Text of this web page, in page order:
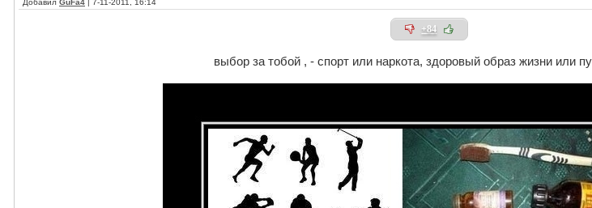
Добавил GuFa4 | 7-11-2011, 16:14
+84
выбор за тобой , - спорт или наркота, здоровый образ жизни или